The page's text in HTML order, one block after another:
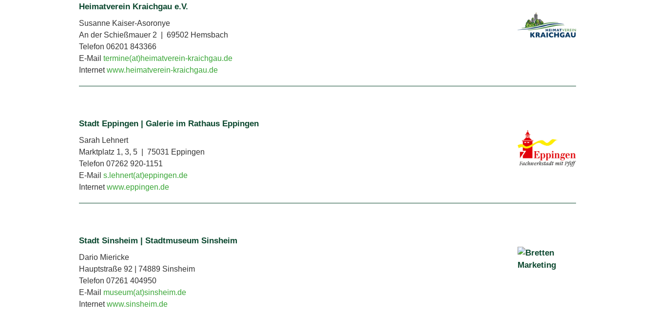
Heimatverein Kraichgau e.V.
Susanne Kaiser-Asoronye
An der Schießmauer 2 | 69502 Hemsbach
Telefon 06201 843366
E-Mail termine(at)heimatverein-kraichgau.de
Internetwww.heimatverein-kraichgau.de
Stadt Eppingen | Galerie im Rathaus Eppingen
Sarah Lehnert
Marktplatz 1, 3, 5 | 75031 Eppingen
Telefon 07262 920-1151
E-Mail s.lehnert(at)eppingen.de
Internetwww.eppingen.de
Stadt Sinsheim | Stadtmuseum Sinsheim
Dario Miericke
Hauptstraße 92 | 74889 Sinsheim
Telefon 07261 404950
E-Mail museum(at)sinsheim.de
Internetwww.sinsheim.de